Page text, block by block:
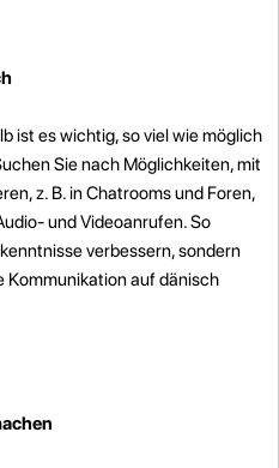
ist es wichtig, so viel wie möglich
Sie nach Möglichkeiten, mit
z. B. in Chatrooms und Foren,
und Videoanrufen. So
verbessern, sondern
Kommunikation auf dänisch